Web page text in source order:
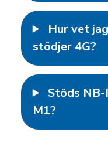
Hur vet
stödjer 4G?
Stöds NB-
M1?